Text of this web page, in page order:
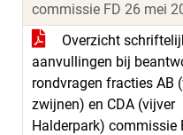
commissie FD 26 mei
Overzicht
aanvullingen bij
rondvragen fracties AB
zwijnen) en CDA (vijver
Halderpark) commissie